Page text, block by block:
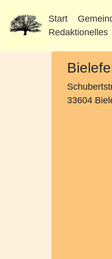
Start
Redaktionelles
33604